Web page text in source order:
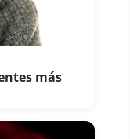
más